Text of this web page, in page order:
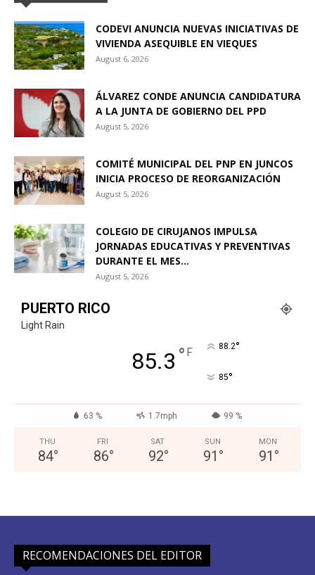
CODEVI ANUNCIA NUEVAS INICIATIVAS DE
VIVIENDA ASEQUIBLE EN VIEQUES
August 6, 2026
ÁLVAREZ CONDE ANUNCIA CANDIDATURA
A LA JUNTA DE GOBIERNO DEL PPD
August 5, 2026
COMITÉ MUNICIPAL DEL PNP EN JUNCOS
INICIA PROCESO DE REORGANIZACIÓN
August 5, 2026
COLEGIO DE CIRUJANOS IMPULSA
JORNADAS EDUCATIVAS Y PREVENTIVAS
DURANTE EL MES...
August 5, 2026
PUERTO RICO
Light Rain
85.3 ° F 88.2°
85°
63 % 1.7mph 99 %
THU
84°
FRI
86°
SAT
92°
SUN
91 °
MON
91 °
RECOMENDACIONES DEL EDITOR